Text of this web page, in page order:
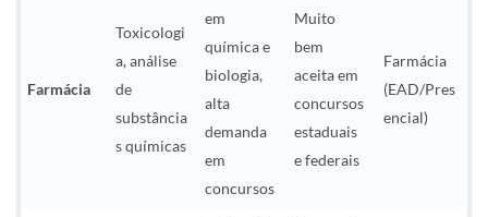
Farmácia
Toxicologi
a, análise
de
substância
s químicas
em
química e
biologia,
alta
demanda
em
concursos
Muito
bem
aceita em
concursos
estaduais
e federais
Farmácia
(EAD/Pres
encial)